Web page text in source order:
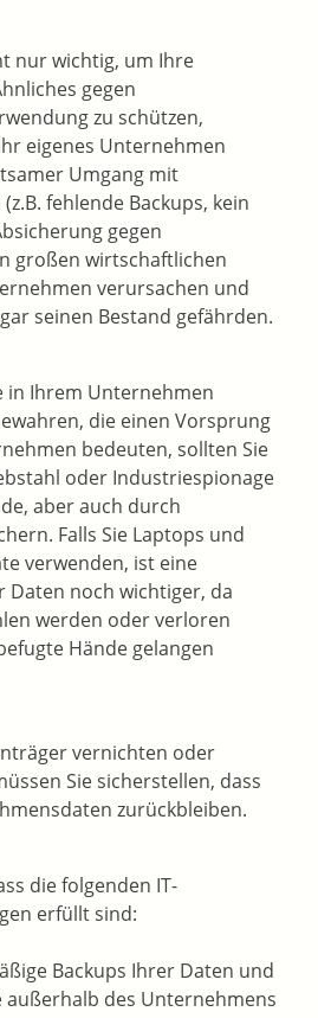
nur wichtig, um Ihre
gegen
zu schützen,
eigenes Unternehmen
Umgang mit
fehlende Backups, kein
gegen
großen wirtschaftlichen
verursachen und
seinen Bestand gefährden.
in Ihrem Unternehmen
die einen Vorsprung
bedeuten, sollten Sie
oder Industriespionage
aber auch durch
Falls Sie Laptops und
verwenden, ist eine
Daten noch wichtiger, da
werden oder verloren
Hände gelangen
vernichten oder
Sie sicherstellen, dass
zurückbleiben.
die folgenden IT-
erfüllt sind:
Backups Ihrer Daten und
außerhalb des Unternehmens